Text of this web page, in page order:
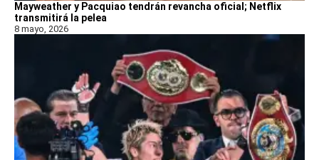
Mayweather y Pacquiao tendrán revancha oficial; Netflix
transmitirá la pelea
8 mayo, 2026